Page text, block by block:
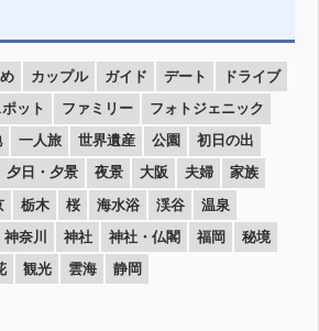
カップル ガイド デート
ドライブ
ット ファミリー
フォトジェニック
一人旅 世界遺産 公園
初日の出
夕日・夕景 夜景 大阪 夫婦
家族
栃木 桜 海水浴 渓谷
温泉
神奈川 神社 神社・仏閣 福岡
秘境
観光 雲海 静岡